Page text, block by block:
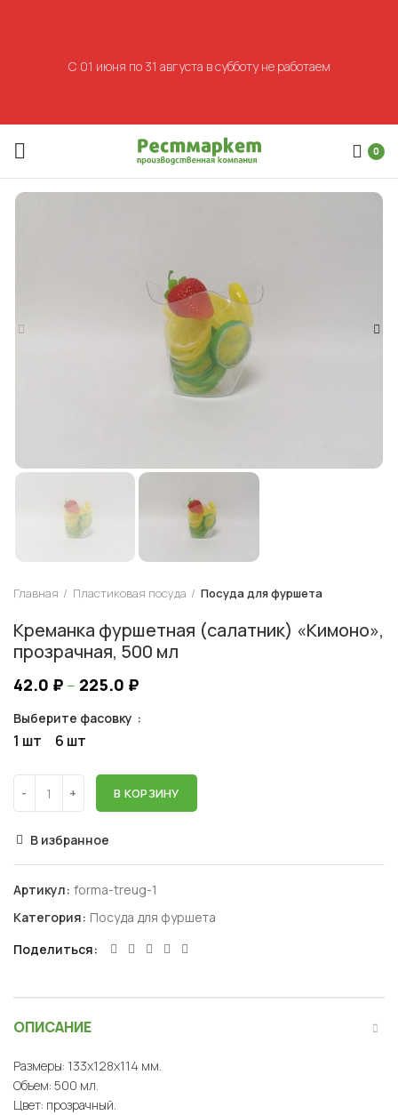
0
Главная Пластиковая посуда Посуда для фуршета
Креманка фуршетная (салатник) «Кимоно»,
прозрачная, 500 мл
42.0 ₽ – 225.0 ₽
Выберите фасовку
1 шт 6 шт
В КОРЗИНУ
В избранное
Артикул: forma-treug-1
Категория: Посуда для фуршета
Поделиться
ОПИСАНИЕ
Размеры: 133х128х114 мм.
Объем: 500 мл.
Цвет: прозрачный.
С 01 июня по 31 августа в субботу не работаем